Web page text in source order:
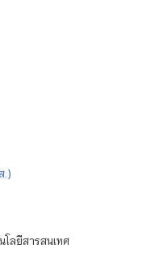
.)
ลยีสารสนเทศ